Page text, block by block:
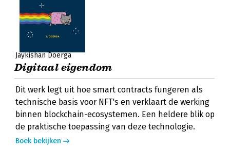
Jaykishan Doerga
Digitaal eigendom
Dit werk legt uit hoe smart contracts fungeren als
technische basis voor NFT's en verklaart de werking
binnen blockchain-ecosystemen. Een heldere blik op
de praktische toepassing van deze technologie.
Boek bekijken